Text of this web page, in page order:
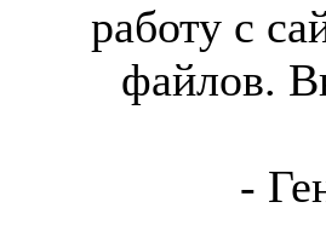
работу с
файлов.
-